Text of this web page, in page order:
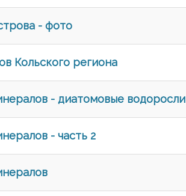
- фото
Кольского региона
- диатомовые водоросли
- часть 2